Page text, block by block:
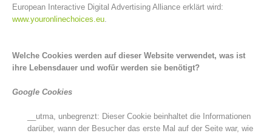
Kontakt
European Interactive Digital Advertising Alliance erklärt wird:
www.youronlinechoices.eu.
Welche Cookies werden auf dieser Website verwendet, was ist
ihre Lebensdauer und wofür werden sie benötigt?
Google Cookies
__utma, unbegrenzt: Dieser Cookie beinhaltet die Informationen
darüber, wann der Besucher das erste Mal auf der Seite war, wie